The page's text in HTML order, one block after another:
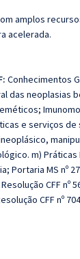
amplos
acelerada.
Conhecimentos
das neoplasias
e serviços
m)
Portaria MS nº
CFF nº
CFF nº